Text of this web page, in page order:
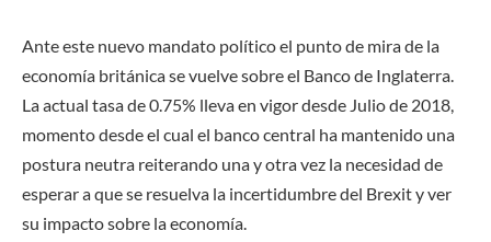
Ante este nuevo mandato político el punto de mira de la
economía británica se vuelve sobre el Banco de Inglaterra.
La actual tasa de 0.75% lleva en vigor desde Julio de 2018,
momento desde el cual el banco central ha mantenido una
postura neutra reiterando una y otra vez la necesidad de
esperar a que se resuelva la incertidumbre del Brexit y ver
su impacto sobre la economía.